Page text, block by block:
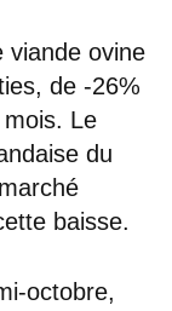
viande ovine
de -26%
Le
du
baisse.
octobre,